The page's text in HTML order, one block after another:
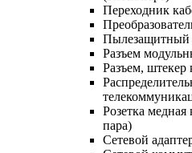
Переходник
Пылезащитный
Разъем
Разъем, штекер
Розетка
пара)
Сетевой